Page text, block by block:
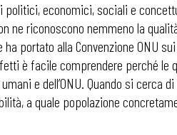
economici, sociali e
riconoscono nemmeno la
portato alla Convenzione ONU
è facile comprendere perché
e dell’ONU. Quando si
a quale popolazione